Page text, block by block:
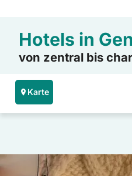
Hotels in
von zentral bis
Karte
Hoteldetails: ibis Gent Centrum